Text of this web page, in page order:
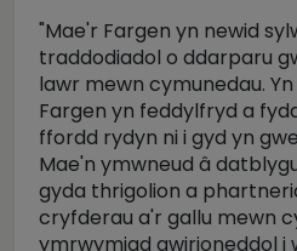
"Mae'r Fargen yn newid
traddodiadol o ddarparu
lawr mewn cymunedau.
Fargen yn feddylfryd a
ffordd rydyn ni i gyd yn
Mae'n ymwneud â
gyda thrigolion a
cryfderau a'r gallu mewn
ymrwymiad gwirioneddol i